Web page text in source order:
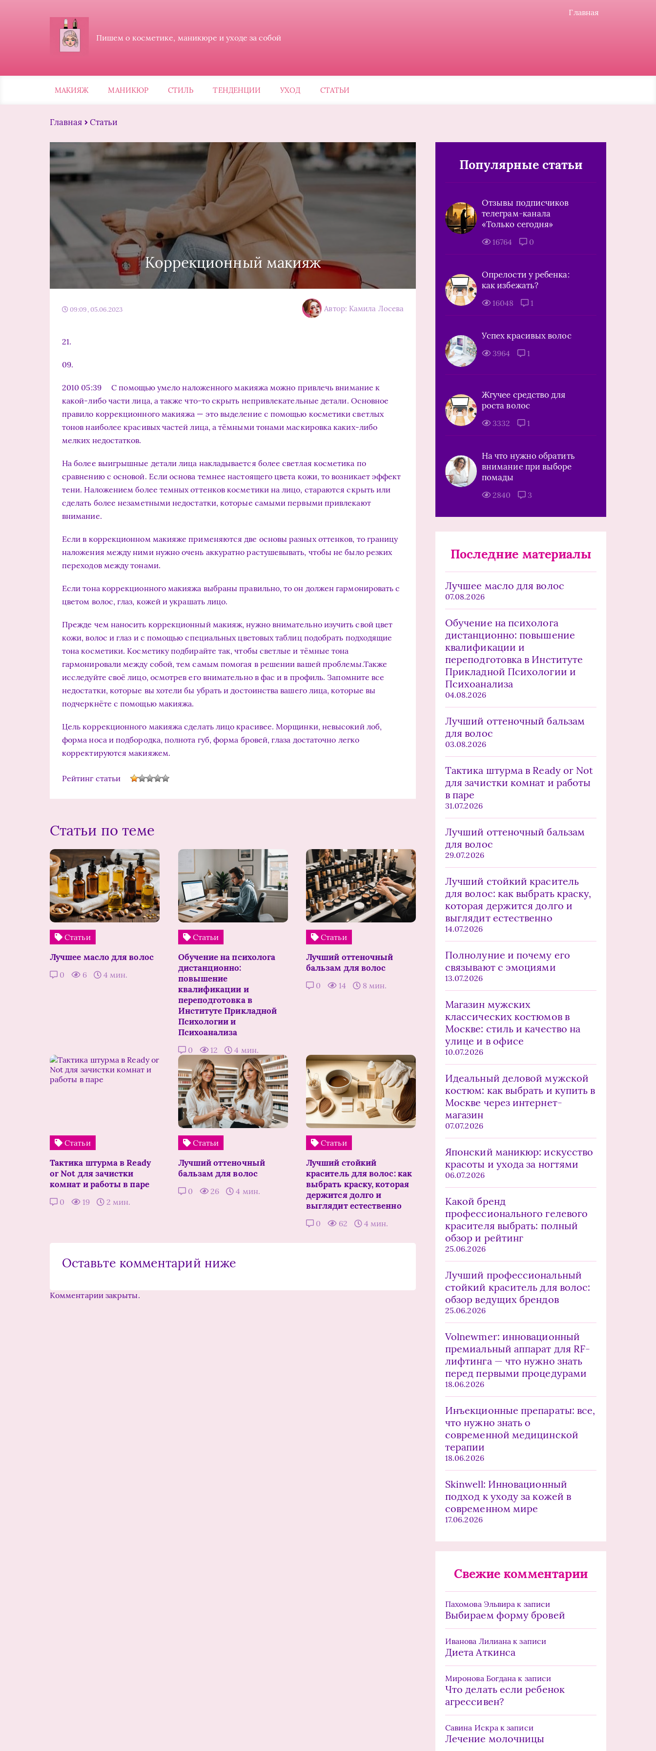
Главная
Пишем о косметике, маникюре и уходе за собой
МАКИЯЖ МАНИКЮР СТИЛЬ ТЕНДЕНЦИИ УХОД СТАТЬИ
Главная Статьи
Коррекционный макияж
09:09, 05.06.2023 Автор: Камила Лосева
21.
09.
2010 05:39 С помощью умело наложенного макияжа можно привлечь внимание к
какой-либо части лица, а также что-то скрыть непривлекательные детали. Основное
правило коррекционного макияжа — это выделение с помощью косметики светлых
тонов наиболее красивых частей лица, а тёмными тонами маскировка каких-либо
мелких недостатков.
На более выигрышные детали лица накладывается более светлая косметика по
сравнению с основой. Если основа темнее настоящего цвета кожи, то возникает эффект
тени. Наложением более темных оттенков косметики на лицо, стараются скрыть или
сделать более незаметными недостатки, которые самыми первыми привлекают
внимание.
Если в коррекционном макияже применяются две основы разных оттенков, то границу
наложения между ними нужно очень аккуратно растушевывать, чтобы не было резких
переходов между тонами.
Если тона коррекционного макияжа выбраны правильно, то он должен гармонировать с
цветом волос, глаз, кожей и украшать лицо.
Прежде чем наносить коррекционный макияж, нужно внимательно изучить свой цвет
кожи, волос и глаз и с помощью специальных цветовых таблиц подобрать подходящие
тона косметики. Косметику подбирайте так, чтобы светлые и тёмные тона
гармонировали между собой, тем самым помогая в решении вашей проблемы.Также
исследуйте своё лицо, осмотрев его внимательно в фас и в профиль. Запомните все
недостатки, которые вы хотели бы убрать и достоинства вашего лица, которые вы
подчеркнёте с помощью макияжа.
Цель коррекционного макияжа сделать лицо красивее. Морщинки, невысокий лоб,
форма носа и подбородка, полнота губ, форма бровей, глаза достаточно легко
корректируются макияжем.
Рейтинг статьи
Статьи по теме
Статьи
Лучшее масло для волос
0 6 4 мин.
Статьи
Обучение на психолога
дистанционно:
повышение
квалификации и
переподготовка в
Институте Прикладной
Психологии и
Психоанализа
0 12 4 мин.
Статьи
Лучший оттеночный
бальзам для волос
0 14 8 мин.
Статьи
Тактика штурма в Ready
or Not для зачистки
комнат и работы в паре
0 19 2 мин.
Статьи
Лучший оттеночный
бальзам для волос
0 26 4 мин.
Статьи
Лучший стойкий
краситель для волос: как
выбрать краску, которая
держится долго и
выглядит естественно
0 62 4 мин.
Оставьте комментарий ниже
Комментарии закрыты.
Популярные статьи
Отзывы подписчиков
телеграм-канала
«Только сегодня»
16764 0
Опрелости у ребенка:
как избежать?
16048 1
Успех красивых волос
3964 1
Жгучее средство для
роста волос
3332 1
На что нужно обратить
внимание при выборе
помады
2840 3
Последние материалы
Лучшее масло для волос
07.08.2026
Обучение на психолога
дистанционно: повышение
квалификации и
переподготовка в Институте
Прикладной Психологии и
Психоанализа
04.08.2026
Лучший оттеночный бальзам
для волос
03.08.2026
Тактика штурма в Ready or Not
для зачистки комнат и работы
в паре
31.07.2026
Лучший оттеночный бальзам
для волос
29.07.2026
Лучший стойкий краситель
для волос: как выбрать краску,
которая держится долго и
выглядит естественно
14.07.2026
Полнолуние и почему его
связывают с эмоциями
13.07.2026
Магазин мужских
классических костюмов в
Москве: стиль и качество на
улице и в офисе
10.07.2026
Идеальный деловой мужской
костюм: как выбрать и купить в
Москве через интернет-
магазин
07.07.2026
Японский маникюр: искусство
красоты и ухода за ногтями
06.07.2026
Какой бренд
профессионального гелевого
красителя выбрать: полный
обзор и рейтинг
25.06.2026
Лучший профессиональный
стойкий краситель для волос:
обзор ведущих брендов
25.06.2026
Volnewmer: инновационный
премиальный аппарат для RF-
лифтинга — что нужно знать
перед первыми процедурами
18.06.2026
Инъекционные препараты: все,
что нужно знать о
современной медицинской
терапии
18.06.2026
Skinwell: Инновационный
подход к уходу за кожей в
современном мире
17.06.2026
Свежие комментарии
Пахомова Эльвира к записи
Выбираем форму бровей
Иванова Лилиана к записи
Диета Аткинса
Миронова Богдана к записи
Что делать если ребенок
агрессивен?
Савина Искрак записи
Лечение молочницы